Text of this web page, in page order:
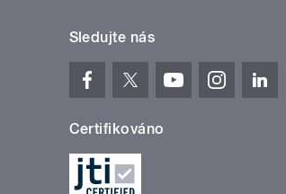
Sledujte nás
Certifikováno